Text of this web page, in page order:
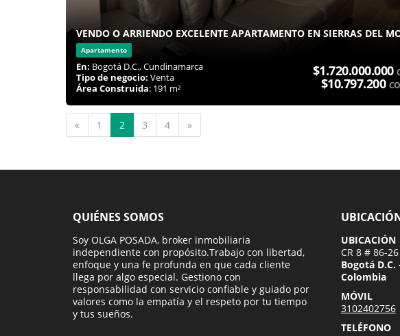
VENDO O ARRIENDO EXCELENTE APARTAMENTO EN SIERRAS DEL
Apartamento
En: Bogotá D.C., Cundinamarca
Tipo de negocio: Venta
Área Construida: 191 m²
$1.720.000.000
$10.797.200
« Anterior
1 2 3 4 »
QUIÉNES SOMOS
Soy OLGA POSADA, broker inmobiliaria
independiente con propósito.Trabajo con libertad,
enfoque y una fe profunda en que cada cliente
llega por algo especial. Gestiono con
responsabilidad con servicio confiable y guiado por
valores como la empatía y el respeto por tu tiempo
y tus sueños.
UBICACIÓN
CR 8 # 86-26
Bogotá
Colombia
MÓVIL
3102402756
TELÉFONO